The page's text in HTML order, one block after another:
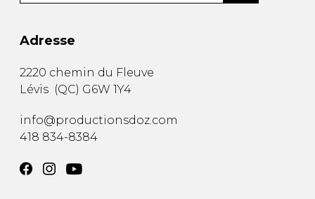
Adresse
2220 chemin du Fleuve
Lévis (QC) G6W 1Y4
info@productionsdoz.com
418 834-8384